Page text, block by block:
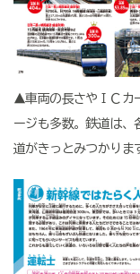
▲車両の長さやＩＣカ
ージも多数。鉄道は、
道がきっとみつかりま